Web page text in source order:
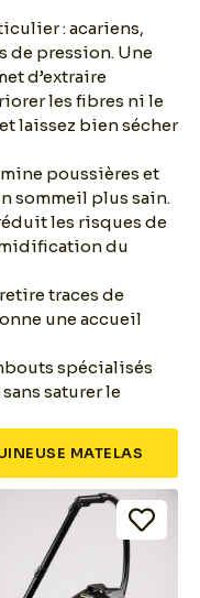
: acariens,
de pression. Une
d’extraire
les fibres ni le
laissez bien sécher
poussières et
sommeil plus sain.
les risques de
du
traces de
une accueil
spécialisés
saturer le
MATELAS